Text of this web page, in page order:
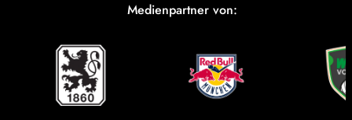
Medienpartner von: